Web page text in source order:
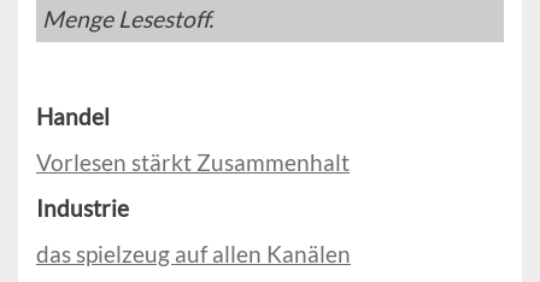
Menge Lesestoff.
Handel
Vorlesen stärkt Zusammenhalt
Industrie
das spielzeug auf allen Kanälen